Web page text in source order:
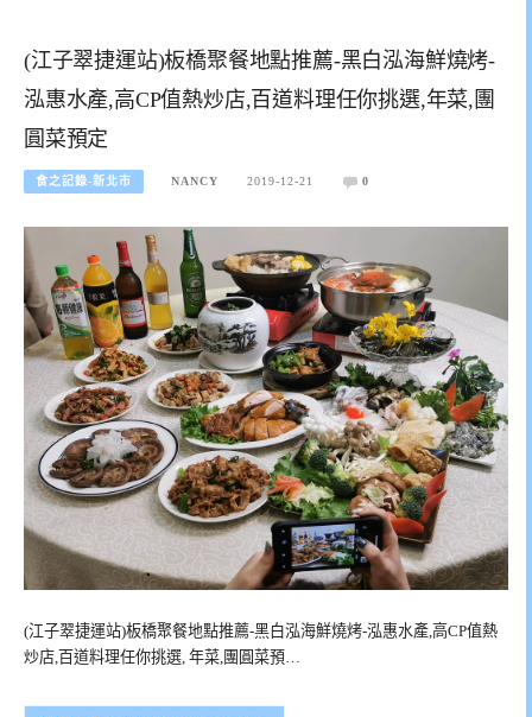
(江子翠捷運站)板橋聚餐地點推薦-黑白泓海鮮燒烤-
泓惠水產,高CP值熱炒店,百道料理任你挑選,年菜,團
圓菜預定
食之記錄-新北市 NANCY 2019-12-21 0
(江子翠捷運站)板橋聚餐地點推薦-黑白泓海鮮燒烤-泓惠水產,高CP值熱
炒店,百道料理任你挑選, 年菜,團圓菜預…